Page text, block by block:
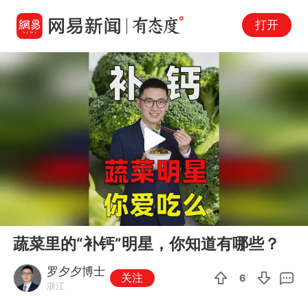
打开
Play
蔬菜里的“补钙”明星，你知道有哪些？
罗夕夕博士
浙江
关注 6